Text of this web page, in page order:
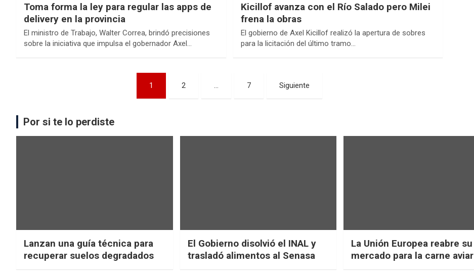
Toma forma la ley para regular las apps de
delivery en la provincia
El ministro de Trabajo, Walter Correa, brindó precisiones
sobre la iniciativa que impulsa el gobernador Axel…
Kicillof avanza con el Río Salado pero Milei
frena la obras
El gobierno de Axel Kicillof realizó la apertura de sobres
para la licitación del último tramo…
1 2 … 7 Siguiente
Por si te lo perdiste
Lanzan una guía técnica para
recuperar suelos degradados
El Gobierno disolvió el INAL y
trasladó alimentos al Senasa
La Unión Europea reabre su
mercado para la carne aviar